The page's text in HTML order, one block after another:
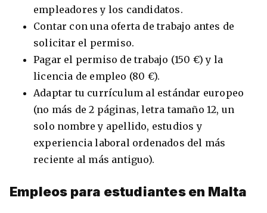
empleadores y los candidatos.
Contar con una oferta de trabajo antes de
solicitar el permiso.
Pagar el permiso de trabajo (150 €) y la
licencia de empleo (80 €).
Adaptar tu currículum al estándar europeo
(no más de 2 páginas, letra tamaño 12, un
solo nombre y apellido, estudios y
experiencia laboral ordenados del más
reciente al más antiguo).
Empleos para estudiantes en Malta